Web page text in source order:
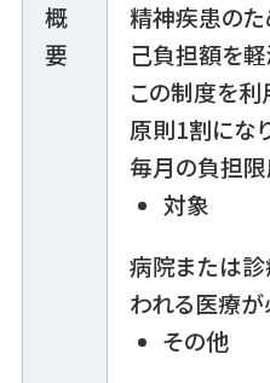
概
要
精神疾患のた
己負担額を軽
この制度を利
原則1割にな
毎月の負担限
対象
病院または
われる医療
その他